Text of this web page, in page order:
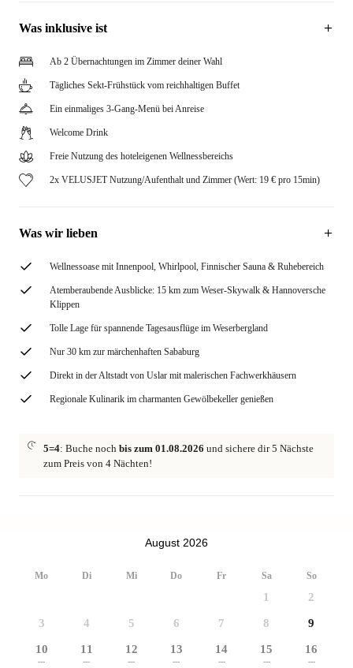
Was inklusive ist
Ab 2 Übernachtungen im Zimmer deiner Wahl
Tägliches Sekt-Frühstück vom reichhaltigen Buffet
Ein einmaliges 3-Gang-Menü bei Anreise
Welcome Drink
Freie Nutzung des hoteleigenen Wellnessbereichs
2x VELUSJET Nutzung/Aufenthalt und Zimmer (Wert: 19 € pro 15min)
Was wir lieben
Wellnessoase mit Innenpool, Whirlpool, Finnischer Sauna & Ruhebereich
Atemberaubende Ausblicke: 15 km zum Weser-Skywalk & Hannoversche
Klippen
Tolle Lage für spannende Tagesausflüge im Weserbergland
Nur 30 km zur märchenhaften Sababurg
Direkt in der Altstadt von Uslar mit malerischen Fachwerkhäusern
Regionale Kulinarik im charmanten Gewölbekeller genießen
5=4: Buche noch bis zum 01.08.2026 und sichere dir 5 Nächste
zum Preis von 4 Nächten!
August 2026
Mo Di Mi Do Fr Sa So
1 2
3 4 5 6 7 8 9
10
---
11
---
12
---
13
---
14
---
15
---
16
---